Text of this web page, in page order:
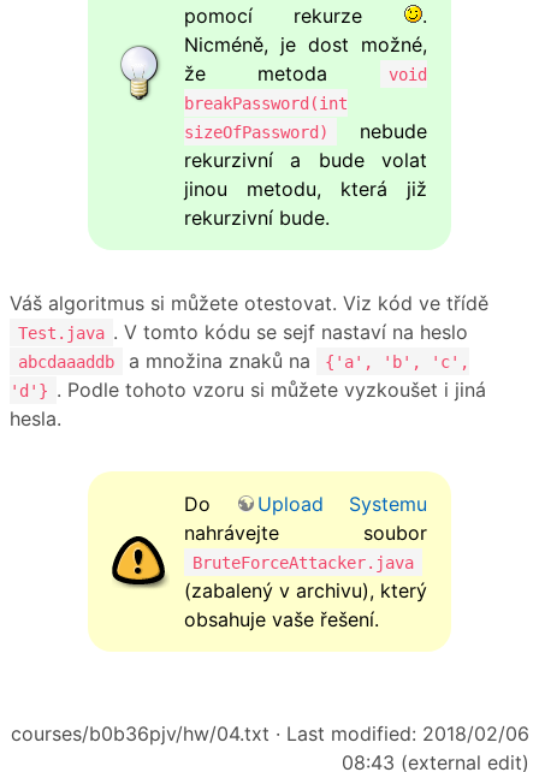
pomocí rekurze
.
Nicméně, je dost možné,
že metoda
void
breakPassword(int
sizeOfPassword)
nebude
rekurzivní a bude volat
jinou metodu, která již
rekurzivní bude.
Váš algoritmus si můžete otestovat. Viz kód ve třídě
Test.java . V tomto kódu se sejf nastaví na heslo
abcdaaaddb a množina znaků na
{'a', 'b', 'c',
'd'} . Podle tohoto vzoru si můžete vyzkoušet i jiná
hesla.
Do
Upload Systemu
nahrávejte soubor
BruteForceAttacker.java
(zabalený v archivu), který
obsahuje vaše řešení.
courses/b0b36pjv/hw/04.txt · Last modified: 2018/02/06
08:43 (external edit)